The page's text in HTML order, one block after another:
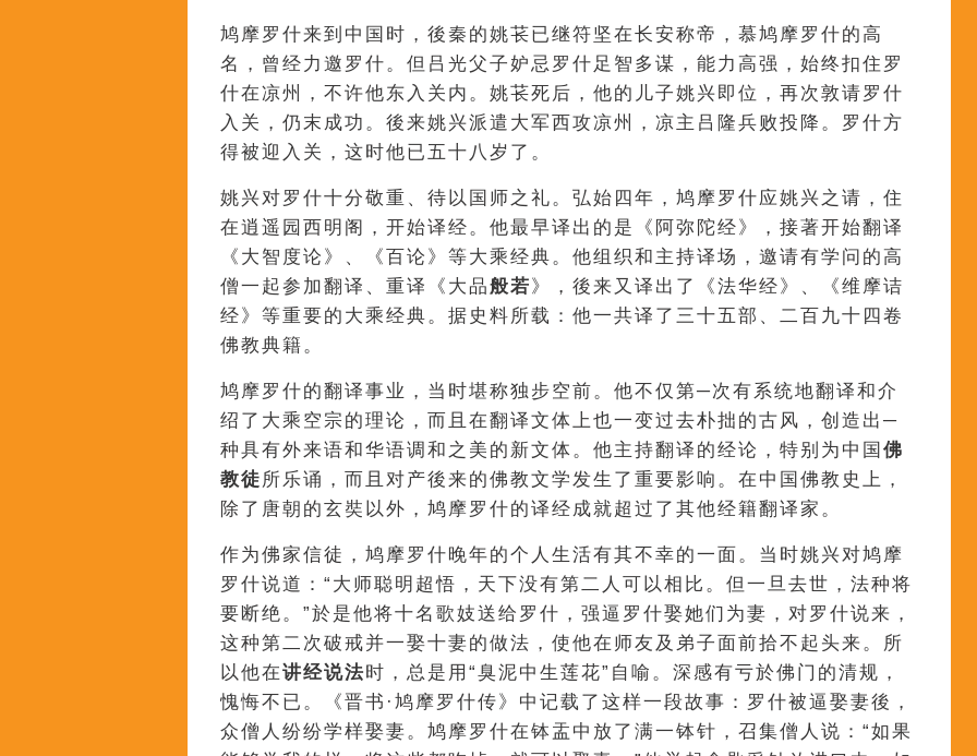
鸠摩罗什来到中国时，後秦的姚苌已继符坚在长安称帝，慕鸠摩罗什的高
名，曾经力邀罗什。但吕光父子妒忌罗什足智多谋，能力高强，始终扣住罗
什在凉州，不许他东入关内。姚苌死后，他的儿子姚兴即位，再次敦请罗什
入关，仍末成功。後来姚兴派遣大军西攻凉州，凉主吕隆兵败投降。罗什方
得被迎入关，这时他已五十八岁了。
姚兴对罗什十分敬重、待以国师之礼。弘始四年，鸠摩罗什应姚兴之请，住
在逍遥园西明阁，开始译经。他最早译出的是《阿弥陀经》，接著开始翻译
《大智度论》、《百论》等大乘经典。他组织和主持译场，邀请有学问的高
僧一起参加翻译、重译《大品般若》，後来又译出了《法华经》、《维摩诘
经》等重要的大乘经典。据史料所载：他一共译了三十五部、二百九十四卷
佛教典籍。
鸠摩罗什的翻译事业，当时堪称独步空前。他不仅第─次有系统地翻译和介
绍了大乘空宗的理论，而且在翻译文体上也一变过去朴拙的古风，创造出─
种具有外来语和华语调和之美的新文体。他主持翻译的经论，特别为中国 佛
教徒所乐诵，而且对产後来的佛教文学发生了重要影响。在中国佛教史上，
除了唐朝的玄奘以外，鸠摩罗什的译经成就超过了其他经籍翻译家。
作为佛家信徒，鸠摩罗什晚年的个人生活有其不幸的一面。当时姚兴对鸠摩
罗什说道：“大师聪明超悟，天下没有第二人可以相比。但一旦去世，法种将
要断绝。”於是他将十名歌妓送给罗什，强逼罗什娶她们为妻，对罗什说来，
这种第二次破戒并一娶十妻的做法，使他在师友及弟子面前拾不起头来。所
以他在讲经说法时，总是用“臭泥中生莲花”自喻。深感有亏於佛门的清规，
愧悔不已。《晋书·鸠摩罗什传》中记载了这样一段故事：罗什被逼娶妻後，
众僧人纷纷学样娶妻。鸠摩罗什在钵盂中放了满一钵针，召集僧人说：“如果